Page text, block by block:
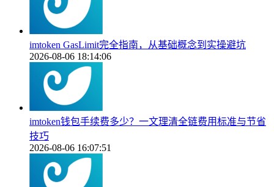
imtoken GasLimit完全指南，从基础概念到实操避坑
2026-08-06 18:14:06
imtoken钱包手续费多少？一文理清全链费用标准与节省
技巧
2026-08-06 16:07:51